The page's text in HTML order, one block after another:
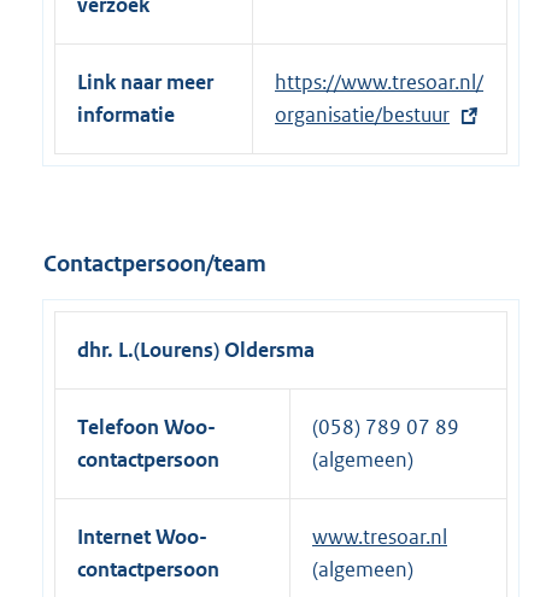
e
r
l
:
Link naar meer
informatie
E
x
t
l
i
https://www.tresoar.nl/
organisatie/bestuur
Contactpersoon/team
dhr. L.(Lourens) Oldersma
Telefoon Woo-
contactpersoon
(058) 789 07 89
(algemeen)
Internet Woo-
contactpersoon
www.tresoar.nl
(algemeen)